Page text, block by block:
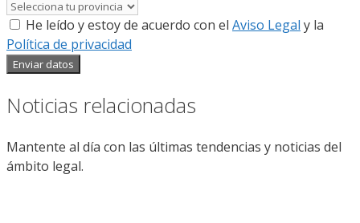
He leído y estoy de acuerdo con el Aviso Legal y la
Política de privacidad
Enviar datos
Noticias relacionadas
Mantente al día con las últimas tendencias y noticias del
ámbito legal.